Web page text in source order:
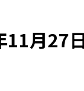
月27